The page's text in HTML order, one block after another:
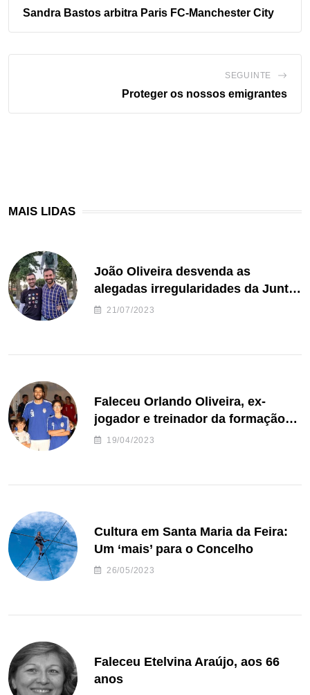
Sandra Bastos arbitra Paris FC-Manchester City
SEGUINTE
Proteger os nossos emigrantes
MAIS LIDAS
João Oliveira desvenda as
alegadas irregularidades da Junta
de Freguesia S. João de Ver
21/07/2023
Faleceu Orlando Oliveira, ex-
jogador e treinador da formação
de andebol do Feirense
19/04/2023
Cultura em Santa Maria da Feira:
Um ‘mais’ para o Concelho
26/05/2023
Faleceu Etelvina Araújo, aos 66
anos